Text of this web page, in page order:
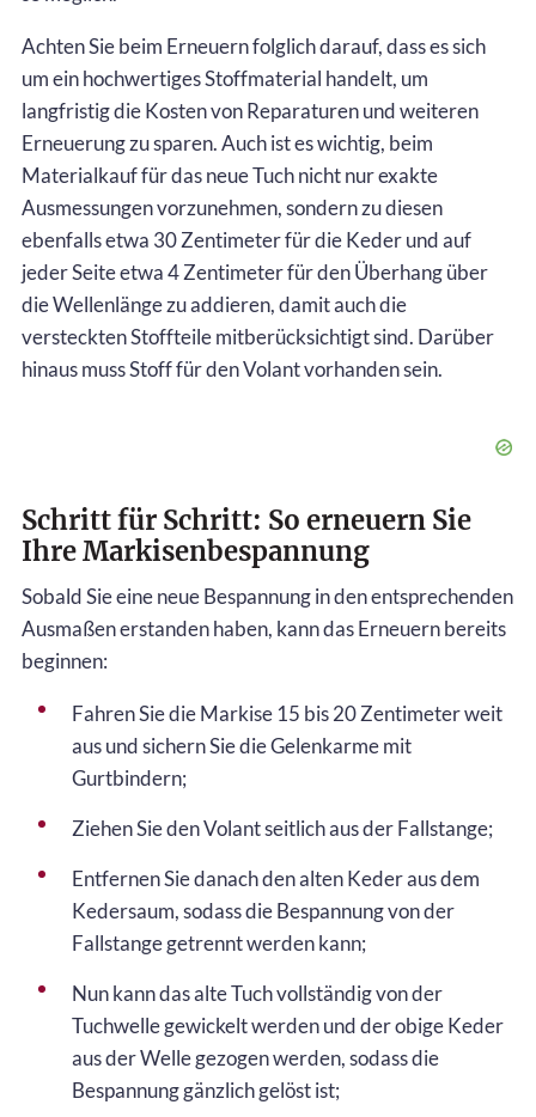
Achten Sie beim Erneuern folglich darauf, dass es sich
um ein hochwertiges Stoffmaterial handelt, um
langfristig die Kosten von Reparaturen und weiteren
Erneuerung zu sparen. Auch ist es wichtig, beim
Materialkauf für das neue Tuch nicht nur exakte
Ausmessungen vorzunehmen, sondern zu diesen
ebenfalls etwa 30 Zentimeter für die Keder und auf
jeder Seite etwa 4 Zentimeter für den Überhang über
die Wellenlänge zu addieren, damit auch die
versteckten Stoffteile mitberücksichtigt sind. Darüber
hinaus muss Stoff für den Volant vorhanden sein.
Schritt für Schritt: So erneuern Sie
Ihre Markisenbespannung
Sobald Sie eine neue Bespannung in den entsprechenden
Ausmaßen erstanden haben, kann das Erneuern bereits
beginnen:
Fahren Sie die Markise 15 bis 20 Zentimeter weit
aus und sichern Sie die Gelenkarme mit
Gurtbindern;
Ziehen Sie den Volant seitlich aus der Fallstange;
Entfernen Sie danach den alten Keder aus dem
Kedersaum, sodass die Bespannung von der
Fallstange getrennt werden kann;
Nun kann das alte Tuch vollständig von der
Tuchwelle gewickelt werden und der obige Keder
aus der Welle gezogen werden, sodass die
Bespannung gänzlich gelöst ist;